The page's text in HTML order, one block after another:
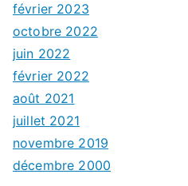
février 2023
octobre 2022
juin 2022
février 2022
août 2021
juillet 2021
novembre 2019
décembre 2000